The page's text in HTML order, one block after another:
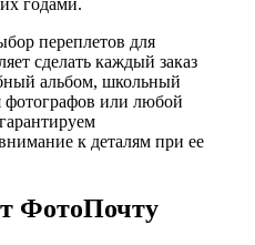
годами.
переплетов для
сделать каждый заказ
альбом, школьный
фотографов или любой
к деталям при ее
ФотоПочту